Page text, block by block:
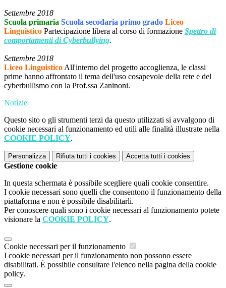
Settembre 2018
Scuola primaria Scuola secodaria primo grado Liceo
Linguistico Partecipazione libera al corso di formazione Spettro di
comportamenti di Cyberbullying.
Settembre 2018
Liceo Linguistico All'interno del progetto accoglienza, le classi
prime hanno affrontato il tema dell'uso cosapevole della rete e del
cyberbullismo con la Prof.ssa Zaninoni.
Notizie
Questo sito o gli strumenti terzi da questo utilizzati si avvalgono di
cookie necessari al funzionamento ed utili alle finalità illustrate nella
COOKIE POLICY.
Personalizza Rifiuta tutti i cookies Accetta tutti i cookies
Gestione cookie
In questa schermata è possibile scegliere quali cookie consentire.
I cookie necessari sono quelli che consentono il funzionamento della
piattaforma e non è possibile disabilitarli.
Per conoscere quali sono i cookie necessari al funzionamento potete
visionare la COOKIE POLICY.
Cookie necessari per il funzionamento
I cookie necessari per il funzionamento non possono essere
disabilitati. È possibile consultare l'elenco nella pagina della cookie
policy.